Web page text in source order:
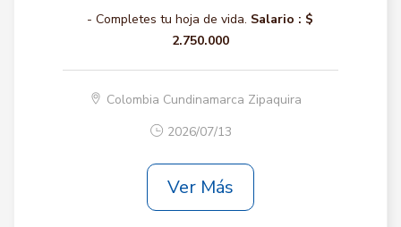
- Completes tu hoja de vida. Salario : $
2.750.000
Colombia Cundinamarca Zipaquira
2026/07/13
Ver Más